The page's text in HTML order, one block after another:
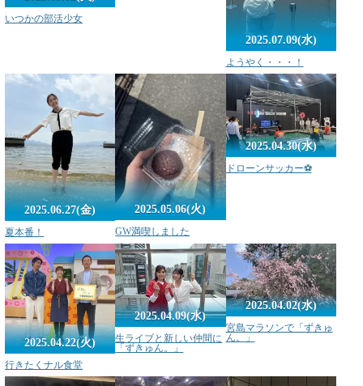
いつかの部活少女
2025.07.09(水)
ようやく・・・！
2025.06.27(金)
夏本番！
2025.05.06(火)
GW満喫しました
2025.04.30(水)
ドローンサッカー⚽
2025.04.22(火)
行きたくナル食堂
2025.04.09(水)
生ライブと新しい仲間に
「ずきゅん。」
2025.04.02(水)
宮島マラソンで「ずきゅ
ん。」